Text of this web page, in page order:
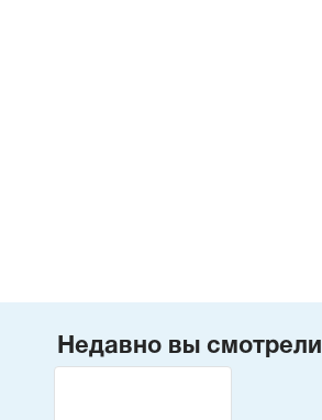
Недавно вы смотрели